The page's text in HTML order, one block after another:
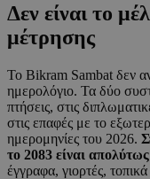
Δεν είναι το
μέτρησης
Το Bikram Sambat δεν
ημερολόγιο. Τα δύο
πτήσεις, στις
στις επαφές με το
ημερομηνίες του 2026.
το 2083 είναι
έγγραφα, γιορτές,